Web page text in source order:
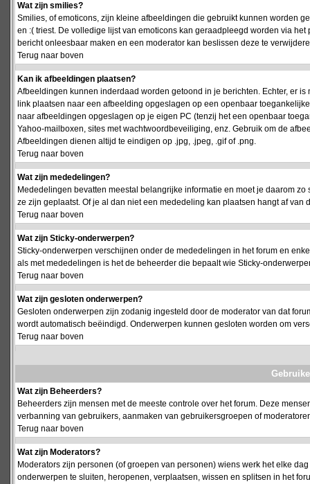
Wat zijn smilies?
Smilies, of emoticons, zijn kleine afbeeldingen die gebruikt kunnen worden
en :( triest. De volledige lijst van emoticons kan geraadpleegd worden via
bericht onleesbaar maken en een moderator kan beslissen deze te
Terug naar boven
Kan ik afbeeldingen plaatsen?
Afbeeldingen kunnen inderdaad worden getoond in je berichten. Echter, er
link plaatsen naar een afbeelding opgeslagen op een openbaar
naar afbeeldingen opgeslagen op je eigen PC (tenzij het een openbaar
Yahoo-mailboxen, sites met wachtwoordbeveiliging, enz. Gebruik om de
Afbeeldingen dienen altijd te eindigen op .jpg, .jpeg, .gif of .png.
Terug naar boven
Wat zijn mededelingen?
Mededelingen bevatten meestal belangrijke informatie en moet je daarom
ze zijn geplaatst. Of je al dan niet een mededeling kan plaatsen hangt af
Terug naar boven
Wat zijn Sticky-onderwerpen?
Sticky-onderwerpen verschijnen onder de mededelingen in het forum en
als met mededelingen is het de beheerder die bepaalt wie Sticky-
Terug naar boven
Wat zijn gesloten onderwerpen?
Gesloten onderwerpen zijn zodanig ingesteld door de moderator van dat
wordt automatisch beëindigd. Onderwerpen kunnen gesloten worden om
Terug naar boven
Wat zijn Beheerders?
Beheerders zijn mensen met de meeste controle over het forum. Deze
verbanning van gebruikers, aanmaken van gebruikersgroepen of
Terug naar boven
Wat zijn Moderators?
Moderators zijn personen (of groepen van personen) wiens werk het elke
onderwerpen te sluiten, heropenen, verplaatsen, wissen en splitsen in het